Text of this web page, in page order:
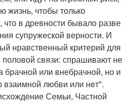
жизнь, чтобы только
что в древности бывало разве
супружеской верности. И
нравственный критерий для
связи: спрашивают не
брачной или внебрачной, но и
взаимной любви или нeт".
Семьи, Частной